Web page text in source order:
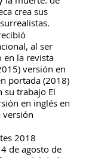
crea sus
al ser
en la revista
versión en
portada (2018)
su trabajo El
en inglés en
versión
2018
de agosto de